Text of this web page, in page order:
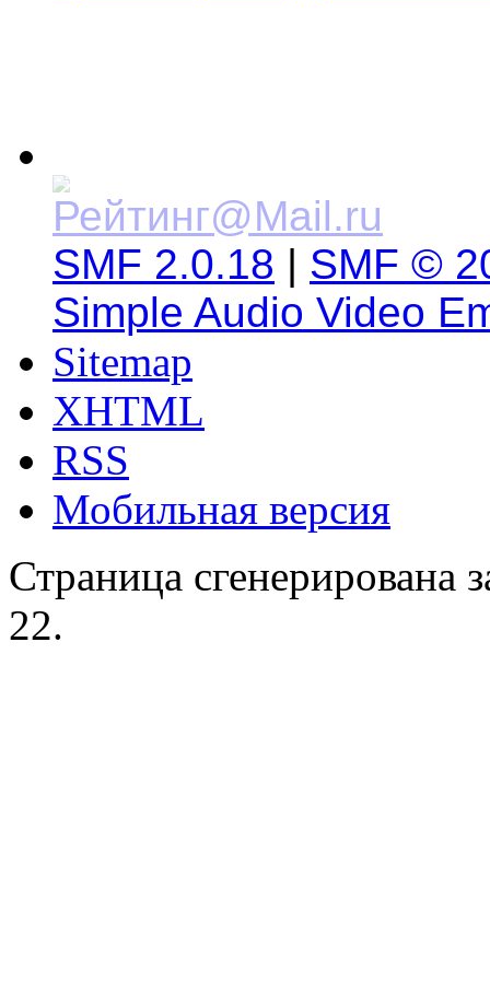
SMF 2.0.18 | SMF ©
Simple Audio Video
Sitemap
XHTML
RSS
Мобильная версия
Страница сгенерирована
22.